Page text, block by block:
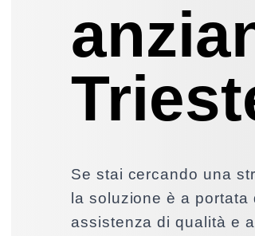
Se stai cercando una
la soluzione è a
assistenza di qualità e